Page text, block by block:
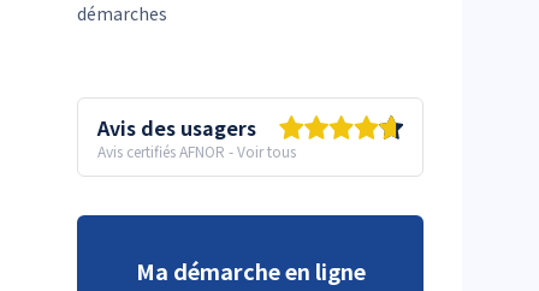
démarches
Avis des usagers
Avis certifiés AFNOR -Voir tous
Ma démarche en ligne